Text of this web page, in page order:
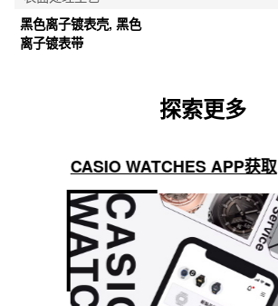
黑色离子镀表壳, 黑色
离子镀表带
探索更多
CASIO WATCHES APP获取